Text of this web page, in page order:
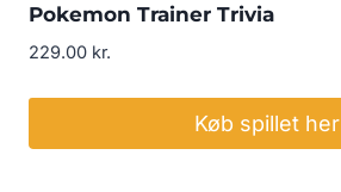
Pokemon Trainer Trivia
229.00 kr.
Køb spillet her